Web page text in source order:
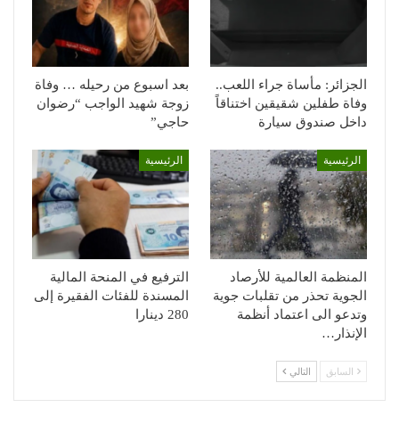
الجزائر: مأساة جراء اللعب..
وفاة طفلين شقيقين اختناقاً
داخل صندوق سيارة
بعد اسبوع من رحيله … وفاة
زوجة شهيد الواجب “رضوان
حاجي”
الرئيسية
المنظمة العالمية للأرصاد
الجوية تحذر من تقلبات جوية
وتدعو الى اعتماد أنظمة
الإنذار…
الرئيسية
الترفيع في المنحة المالية
المسندة للفئات الفقيرة إلى
280 دينارا
السابق التالي